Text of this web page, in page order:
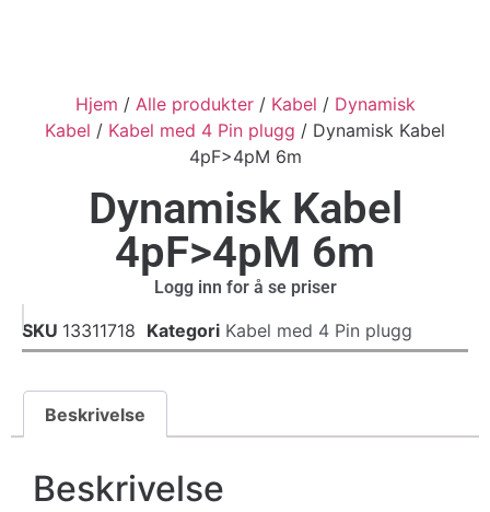
Hjem / Alle produkter/ Kabel / Dynamisk
Kabel / Kabel med 4 Pin plugg / Dynamisk Kabel
4pF>4pM 6m
Dynamisk Kabel
4pF>4pM 6m
Logg inn for å se priser
SKU 13311718 Kategori Kabel med 4 Pin plugg
Beskrivelse
Beskrivelse